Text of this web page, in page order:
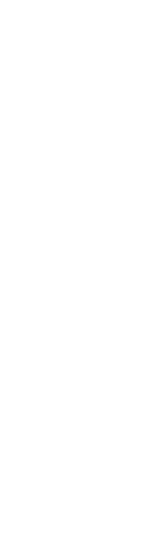
Autisten. Denn
"Ich habe einen
Söder gefunden
Einfluss
für gute Ideen.
Vorschläge ein
sein Stellvertreter
Um dem
in
verwenden,
Bachem, Werner
Aiwanger in Form